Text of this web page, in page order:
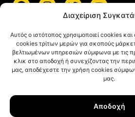
Διαχείριση
Αυτός ο ιστότοπος χρησιμοποιεί cookies
cookies τρίτων μερών για σκοπούς
βελτιωμένων υπηρεσιών σύμφωνα με τις
κλικ στο αποδοχή ή συνεχίζοντας την
μας, αποδέχεστε την χρήση cookies
μας.
Αποδοχή
Όροι Χρήσης